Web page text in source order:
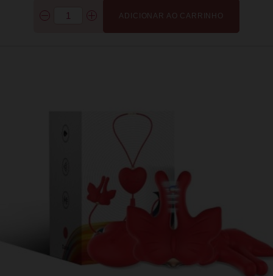
ADICIONAR AO CARRINHO